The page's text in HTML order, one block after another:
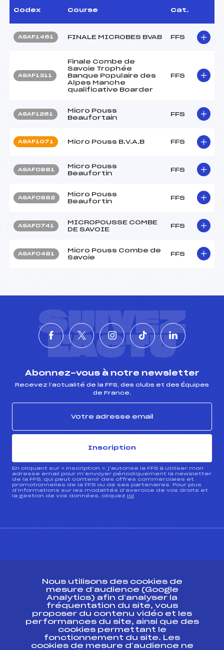
Codex Course Cat.
ASAF1461 FINALE MICROBES BVAB FFS
ASAF1311
Finale Combe de
Savoie Trophée
Banque Populaire des
Alpes Manche
qualificative Boarder
FFS
ASAF1261
Micro Pouss
Beaufortain
FFS
ASAF1071 Micro Pouss B.V.A.B FFS
ASAF0881
Micro Pouss
Beaufortin
FFS
ASAF0882
Micro Pouss
Beaufortin
FFS
ASAF0741
MICROPOUSSE COMBE
DE SAVOIE
FFS
ASAF0481
Micro Pouss Combe de
Savoie
FFS
SUIVEZ
L'ACTU
Abonnez-vous à notre newsletter
Recevez l’actualité de la FFS, des clubs et des Équipes
de France.
Inscription
En cliquant sur « inscription », j’autorise la FFS à utiliser mon
adresse email pour m’envoyer périodiquement la newsletter
de la FFS, qui peut contenir des offres commerciales et
promotionnelles de la FFS ou de ses partenaires. Pour plus
d’informations sur les modalités d’exercice de vos droits et
la gestion de vos données, cliquez ici
ESPACE PRESSE
Ressources
Pass’Neige
Projet sportif fédéral
Projet de performance fédéral
Nous utilisons des cookies de
mesure d’audience (Google
Analytics) afin d’analyser la
fréquentation du site, vous
proposer du contenu vidéo et les
performances du site, ainsi que des
cookies permettant le
fonctionnement du site. Les
cookies de mesure d’audience ne